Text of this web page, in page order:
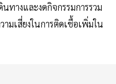
ทางและงดกิจกรรมการรวม
เสี่ยงในการติดเชื้อเพิ่มใน